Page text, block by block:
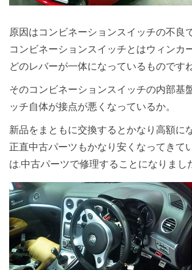
原因はコンビネーションスイッチの不良
コンビネーションスイッチとはウィンカ
どのレバーが一体になっているものですね
そのコンビネーションスイッチの内部基
ッチ自体が接点が悪くなっているか。
新品をまともに交換するとかなり高額に
正直中古パーツもかなり安くなってきて
は.中古パーツで修理することになりまし